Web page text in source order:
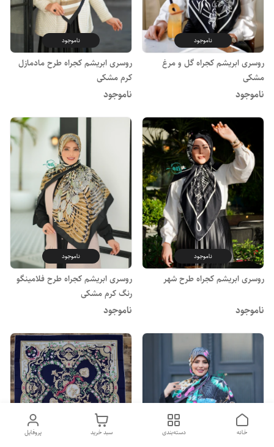
ناموجود
روسری ابریشم کجراه گل و مرغ
مشکی
ناموجود
ناموجود
روسری ابریشم کجراه طرح مادمازل
کرم مشکی
ناموجود
ناموجود
روسری ابریشم کجراه طرح شهر
ناموجود
ناموجود
روسری ابریشم کجراه طرح فلامینگو
رنگ کرم مشکی
ناموجود
پروفایل سبد خرید دسته‌بندی خانه